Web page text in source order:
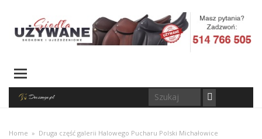
Home » Druga część galerii Halowego Pucharu Polski Michałowice